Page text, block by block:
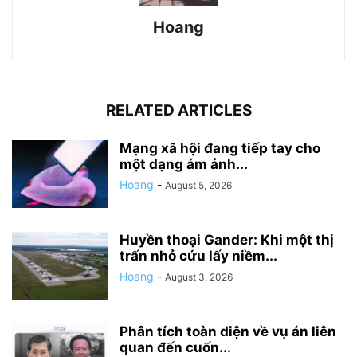
Hoang
RELATED ARTICLES
Mạng xã hội đang tiếp tay cho
một dạng ám ảnh...
Hoang - August 5, 2026
Huyền thoại Gander: Khi một thị
trấn nhỏ cứu lấy niềm...
Hoang - August 3, 2026
Phân tích toàn diện về vụ án liên
quan đến cuốn...